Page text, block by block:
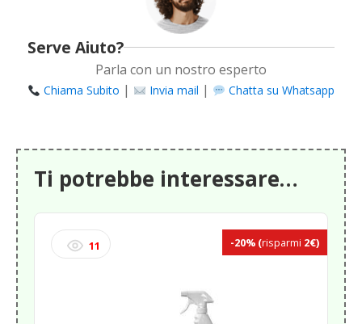
Serve Aiuto?
Parla con un nostro esperto
Chiama Subito | Invia mail | Chatta su Whatsapp
Ti potrebbe interessare…
-20% (risparmi 2€)
11